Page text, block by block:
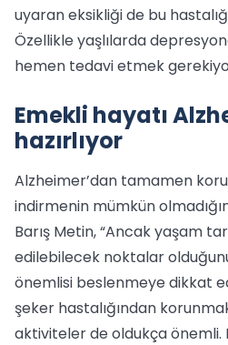
uyaran eksikliği de bu
Özellikle yaşlılarda
hemen tedavi etmek
Emekli hayatı
hazırlıyor
Alzheimer’dan tamamen
indirmenin mümkün
Barış Metin, “Ancak yaşam
edilebilecek noktalar
önemlisi beslenmeye dikkat
şeker hastalığından
aktiviteler de oldukça önemli.